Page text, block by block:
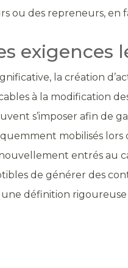
ou des repreneurs, en
exigences
la création
à la modification
s’imposer afin de
mobilisés
nouvellement entrés au
de générer des
définition